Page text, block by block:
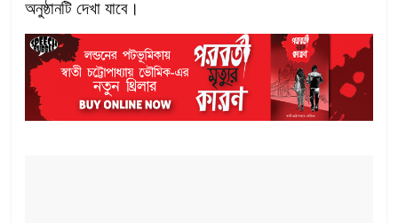
অনুষ্ঠানটি দেখা যাবে।